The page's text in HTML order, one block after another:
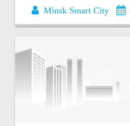
Minsk Smart City